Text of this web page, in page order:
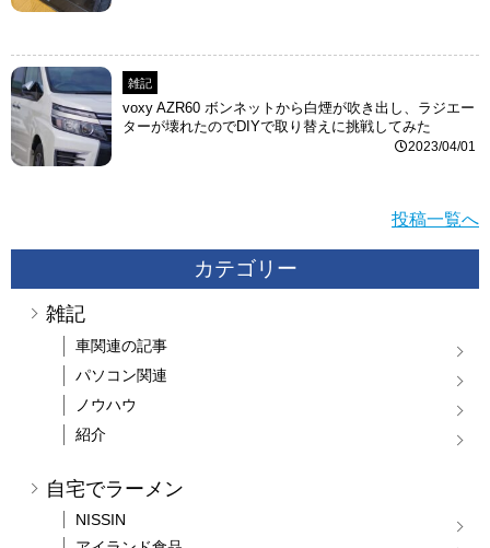
雑記
voxy AZR60 ボンネットから白煙が吹き出し、ラジエー
ターが壊れたのでDIYで取り替えに挑戦してみた
2023/04/01
投稿一覧へ
カテゴリー
雑記
車関連の記事
パソコン関連
ノウハウ
紹介
自宅でラーメン
NISSIN